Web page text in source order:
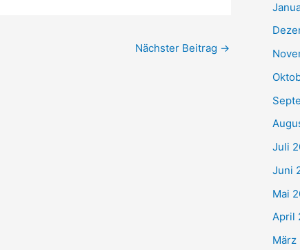
Nächster Beitrag →
Juli
Juni
Mai
April
März